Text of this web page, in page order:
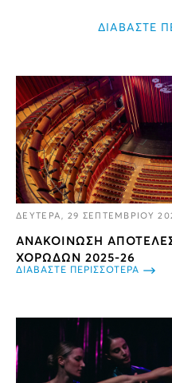
ΔΙΑΒΑΣΤΕ
ΔΕΥΤΕΡΑ, 29 ΣΕΠΤΕΜΒΡΙΟΥ
ΑΝΑΚΟΙΝΩΣΗ
ΧΟΡΩΔΩΝ 2025-26
ΔΙΑΒΑΣΤΕ ΠΕΡΙΣΣΟΤΕΡΑ